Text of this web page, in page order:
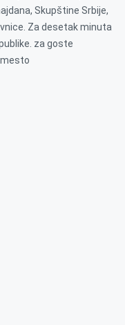
Skupštine Srbije,
Za desetak minuta
za goste